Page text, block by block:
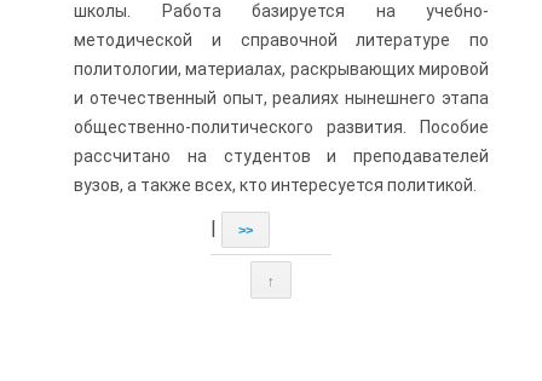
школы. Работа базируется на учебно-
методической и справочной литературе по
политологии, материалах, раскрывающих мировой
и отечественный опыт, реалиях нынешнего этапа
общественно-политического развития. Пособие
рассчитано на студентов и преподавателей
вузов, а также всех, кто интересуется политикой.
>>
↑